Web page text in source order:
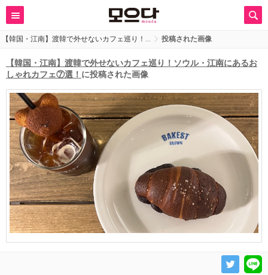
【韓国・江南】渡韓で外せないカフェ巡り！… 投稿された画像
【韓国・江南】渡韓で外せないカフェ巡り！ソウル・江南にあるお
しゃれカフェ⑦選！ に投稿された画像